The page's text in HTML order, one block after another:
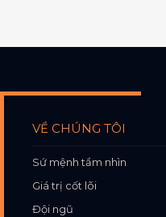
VỀ CHÚNG TÔI
Sứ mệnh tầm nhìn
Giá trị cốt lõi
Đội ngũ